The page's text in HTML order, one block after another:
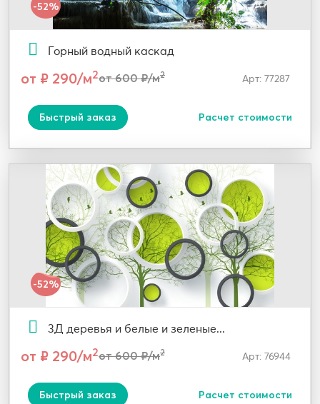
-52%
Горный водный каскад
от ₽ 290/м2от 600 ₽/м2 Арт: 77287
Быстрый заказ Расчет стоимости
-52%
3Д деревья и белые и зеленые...
от ₽ 290/м2от 600 ₽/м2 Арт: 76944
Быстрый заказ Расчет стоимости